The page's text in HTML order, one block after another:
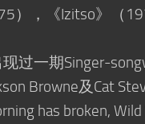
），《Izitso》（
一期Singer-
Browne及Cat
has broken,